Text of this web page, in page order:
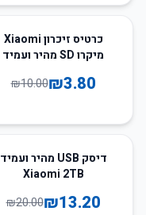
62
כרטיס זיכרון Xiaomi
מיקרו SD מהיר ועמיד
₪3.80
₪10.00
34
דיסק USB מהיר ועמיד
Xiaomi 2TB
₪13.20
₪20.00